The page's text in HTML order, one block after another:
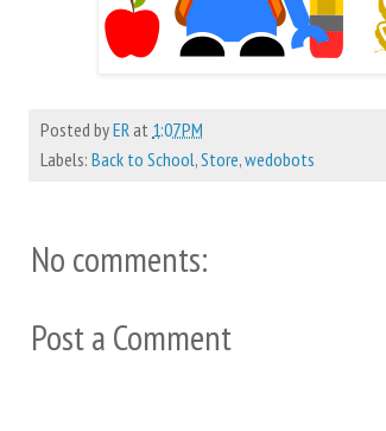
Posted byER at 1:07 PM
Labels: Back to School,Store,wedobots
No comments:
Post a Comment